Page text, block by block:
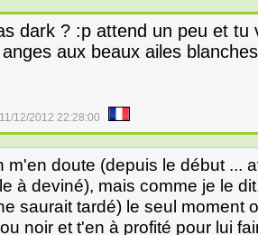
dark ? :p attend un peu et
aux beaux ailes
11/12/2012 22:28:00
m'en doute (depuis le début ...
à deviné), mais comme je le
saurait tardé) le seul moment
noir et t'en à profité pour lui